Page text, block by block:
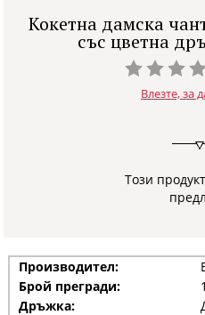
Кокетна дамска
със цветна
Влезте, за
Този
Производител:
Брой прегради:
1
Дръжка: